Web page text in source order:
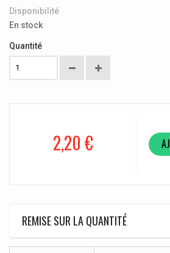
Disponibilité
En stock
Quantité
2,20 €
REMISE SUR LA QUANTITÉ